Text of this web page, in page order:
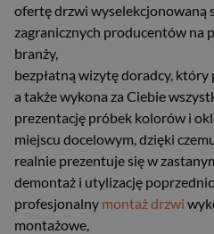
ofertę drzwi wyselekcjonowaną
zagranicznych producentów na
branży,
bezpłatną wizytę doradcy,
a także wykona za Ciebie
prezentację próbek kolorów i
miejscu docelowym, dzięki
realnie prezentuje się w
demontaż i utylizację
profesjonalny montaż drzwi
montażowe,